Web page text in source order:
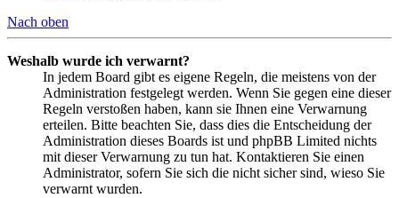
Nach oben
Weshalb wurde ich verwarnt?
In jedem Board gibt es eigene Regeln, die meistens von der
Administration festgelegt werden. Wenn Sie gegen eine dieser
Regeln verstoßen haben, kann sie Ihnen eine Verwarnung
erteilen. Bitte beachten Sie, dass dies die Entscheidung der
Administration dieses Boards ist und phpBB Limited nichts
mit dieser Verwarnung zu tun hat. Kontaktieren Sie einen
Administrator, sofern Sie sich die nicht sicher sind, wieso Sie
verwarnt wurden.